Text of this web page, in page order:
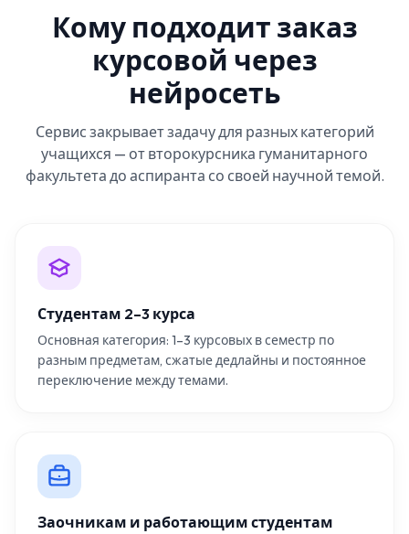
Кому подходит заказ
курсовой через
нейросеть
Сервис закрывает задачу для разных категорий
учащихся — от второкурсника гуманитарного
факультета до аспиранта со своей научной темой.
Студентам 2–3 курса
Основная категория: 1–3 курсовых в семестр по
разным предметам, сжатые дедлайны и постоянное
переключение между темами.
Заочникам и работающим студентам